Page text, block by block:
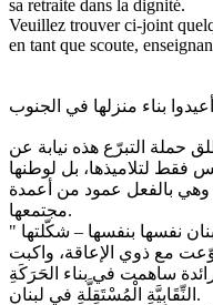
sa retraite dans la dignité.
‎Veuillez trouver ci-joint
en tant que scoute,
فقط لتلاميذها، بل لوطنها
وهي بالفعل عمود من أعمدة
مجتمعها.
‎" صنعت هذه المعلمة من جنوب لبنان نفسها بنفسها – شكّلتها
مع ذوي الإعاقة، واكبت
ساهمت في بناء الحَرَكَةِ
النِّقَابِيَّةِ الْمُسْتَقِلَّةِ في لبنان.